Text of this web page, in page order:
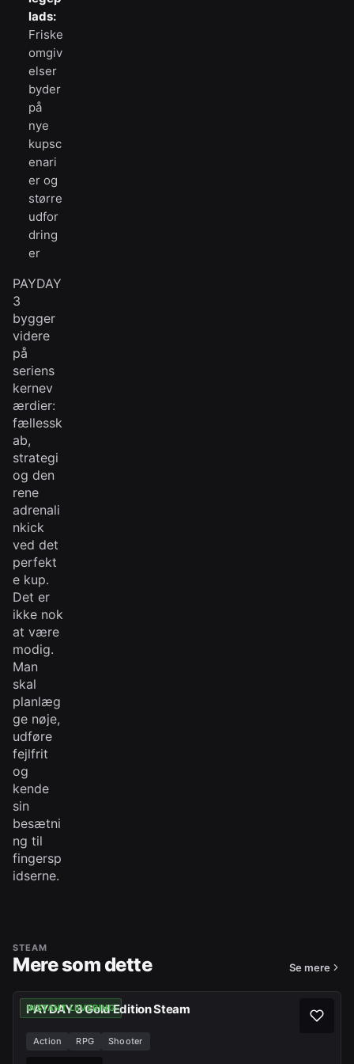
lads:
Friske
omgiv
elser
byder
på
nye
kupsc
enari
er og
større
udfor
dring
er
PAYDAY
3
bygger
videre
på
seriens
kernev
ærdier:
fællessk
ab,
strategi
og den
rene
adrenali
nkick
ved det
perfekt
e kup.
Det er
ikke nok
at være
modig.
Man
skal
planlæg
ge nøje,
udføre
fejlfrit
og
kende
sin
besætni
ng til
fingersp
idserne.
STEAM
Mere som dette Se mere
INSTANT LEVERING
PAYDAY 3 Gold Edition Steam
Action RPG Shooter